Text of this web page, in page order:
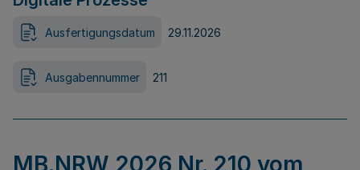
Ausfertigungsdatum 29.11.2026
Ausgabennummer 211
MB.NRW 2026 Nr. 210 vom